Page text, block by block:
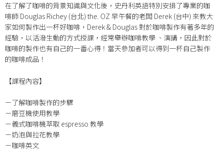
在了解了咖啡的背景知識與文化後，史丹利英語特別安排了專業的咖
啡師 Douglas Richey (台北) the. OZ 早午餐的老闆 Derek (台中) 來教大
家如何製作出一杯好咖啡，Derek & Douglas 對於咖啡製作有著多年的
經驗，以活潑生動的方式授課，經常舉辦咖啡教學 、演講，因此對於
咖啡的製作也有自己的一番心得！當天參加者可以得到一杯自己製作
的咖啡成品！
【課程內容】
－了解咖啡製作的步驟
－磨豆機使用教學
－義式咖啡機萃取 espresso 教學
－奶泡與拉花教學
－咖啡英文